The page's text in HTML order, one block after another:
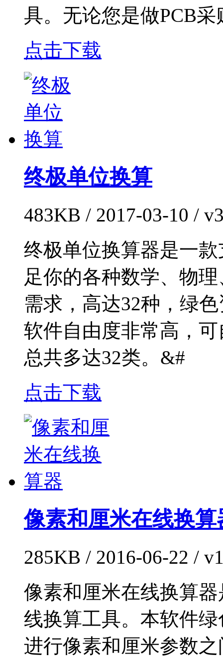
具。无论您是做PCB采
点击下载
终极单位换算
483KB / 2017-03-10 /
终极单位换算器是一
足你的各种数学、物
需求，高达32种，绿
软件自由度非常高，
总共多达32类。&#
点击下载
像素和厘米在线换算
285KB / 2016-06-22 /
像素和厘米在线换算
线换算工具。本软件
进行像素和厘米参数